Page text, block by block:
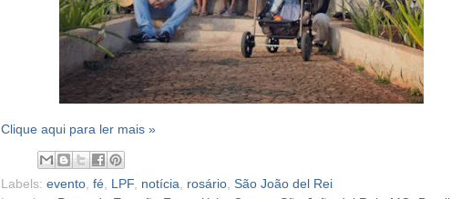
Clique aqui para ler mais »
Labels: evento fé LPF notícia rosário São João del Rei